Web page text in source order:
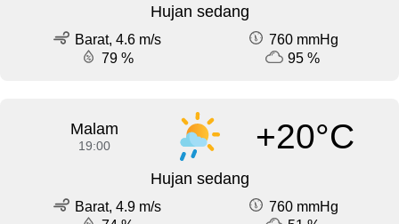
Hujan sedang
Barat, 4.6 m/s
760 mmHg
79 %
95 %
Malam
19:00 +20°C
Hujan sedang
Barat, 4.9 m/s
760 mmHg